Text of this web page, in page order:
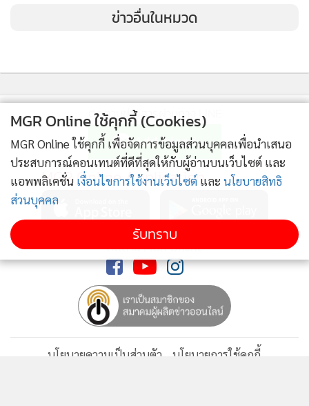
ข่าวอื่นในหมวด
ติดตามข่าวสารผ่านทาง LINE
MGR Online Application
ติดตาม MGR Online
นโยบายความเป็นส่วนตัว
นโยบายการใช้คุกกี้
MGR Online ใช้คุกกี้ (Cookies)
MGR Online ใช้คุกกี้ เพื่อจัดการข้อมูลส่วนบุคคลเพื่อนำเสนอ
ประสบการณ์คอนเทนต์ที่ดีที่สุดให้กับผู้อ่านบนเว็บไซต์ และ
แอพพลิเคชั่น เงื่อนไขการใช้งานเว็บไซต์ และ นโยบายสิทธิ
ส่วนบุคคล
รับทราบ